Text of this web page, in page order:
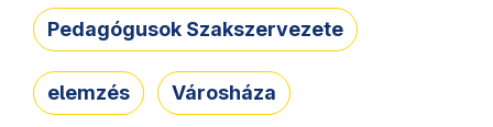
Pedagógusok Szakszervezete
elemzés Városháza